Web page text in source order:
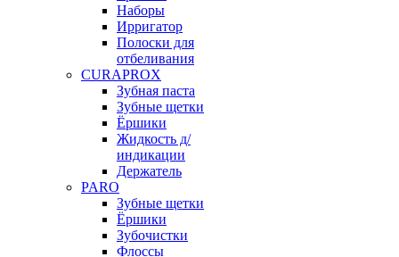
Наборы
Ирригатор
Полоски для
отбеливания
CURAPROX
Зубная паста
Зубные щетки
Ёршики
Жидкость д/
индикации
Держатель
PARO
Зубные щетки
Ёршики
Зубочистки
Флоссы